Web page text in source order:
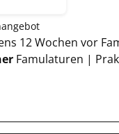
12 Wochen vor
Famulaturen |